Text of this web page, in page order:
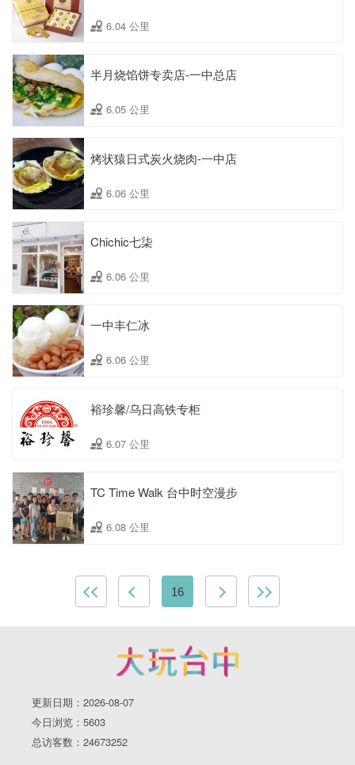
6.04 公里
半月烧馅饼专卖店-一中总店
6.05 公里
烤状猿日式炭火烧肉-一中店
6.06 公里
Chichic七柒
6.06 公里
一中丰仁冰
6.06 公里
裕珍馨/乌日高铁专柜
6.07 公里
TC Time Walk 台中时空漫步
6.08 公里
16
更新日期：2026-08-07
今日浏览：5603
总访客数：24673252